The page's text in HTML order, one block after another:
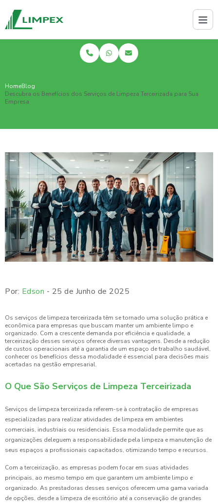
HomeBlog
Descubra os Benefícios dos Serviços de Limpeza Terceirizada para Sua
Empresa
Por: Edson - 25 de Junho de 2025
Os serviços de limpeza terceirizada têm se tornado uma solução prática e
econômica para empresas que buscam manter um ambiente limpo e
organizado. Com a crescente demanda por eficiência e qualidade, a
terceirização desses serviços oferece diversas vantagens. Desde a redução
de custos operacionais até a garantia de um espaço de trabalho saudável,
conhecer os benefícios dessa modalidade é essencial para decisões mais
acertadas na gestão empresarial.
O Que São Serviços de Limpeza Terceirizada
Serviços de limpeza terceirizada referem-se à contratação de empresas
especializadas para realizar atividades de limpeza em ambientes
comerciais, industriais ou residenciais. Essa modalidade permite que as
organizações deleguem a responsabilidade pela limpeza e manutenção de
seus espaços a profissionais capacitados, otimizando tempo e recursos.
Com a terceirização, as empresas podem focar em suas atividades
principais, ao mesmo tempo em que garantem um ambiente limpo e
organizado. As prestadoras desses serviços oferecem uma gama variada
de opções, desde a limpeza de escritório até a conservação de grandes